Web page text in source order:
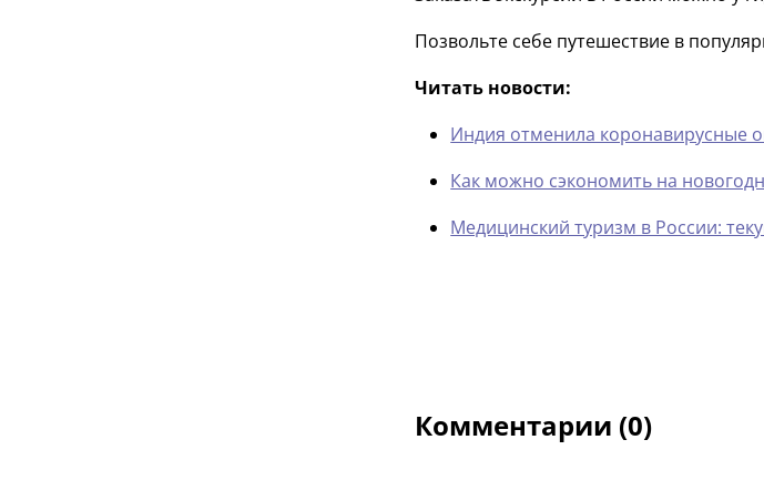
Позвольте себе путешествие в
Читать новости:
Индия отменила коронавирусные
Как можно сэкономить на
Медицинский туризм в России:
Комментарии (0)